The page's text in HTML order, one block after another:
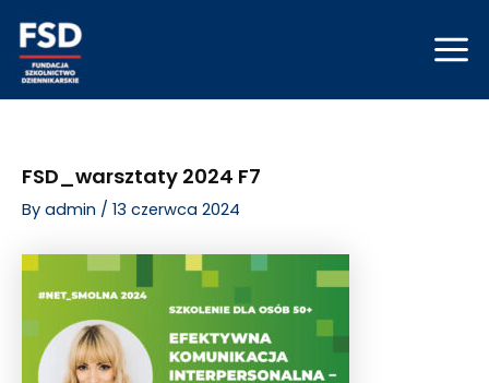
content
FSD_warsztaty 2024 F7
By admin / 13 czerwca 2024
navigation